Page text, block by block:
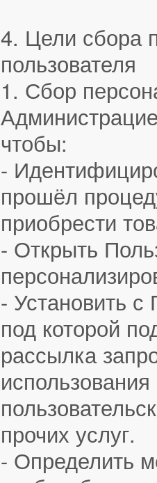
4. Цели сбора
пользователя
1. Сбор
чтобы:
-
прошёл
приобрести
- Открыть
- Установить с
под которой
рассылка
прочих услуг.
- Определить